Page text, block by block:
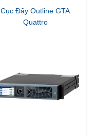
Cục Đẩy Outline GTA
Quattro